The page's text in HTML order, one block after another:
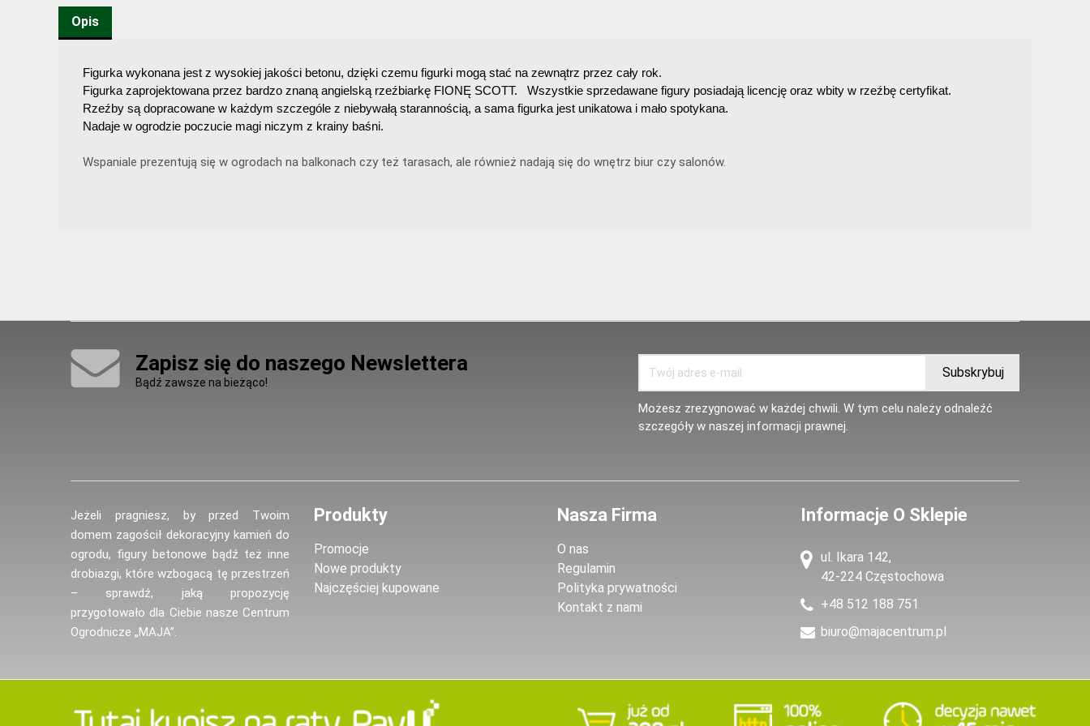
Opis
Figurka wykonana jest z wysokiej jakości betonu, dzięki czemu figurki mogą stać na zewnątrz przez cały rok.
Figurka zaprojektowana przez bardzo znaną angielską rzeźbiarkę FIONĘ SCOTT. Wszystkie sprzedawane figury posiadają licencję oraz wbity w rzeźbę certyfikat.
Rzeźby są dopracowane w każdym szczególe z niebywałą starannością, a sama figurka jest unikatowa i mało spotykana.
Nadaje w ogrodzie poczucie magi niczym z krainy baśni.
Wspaniale prezentują się w ogrodach na balkonach czy też tarasach, ale również nadają się do wnętrz biur czy salonów.
Zapisz się do naszego Newslettera
Bądź zawsze na bieżąco!
Możesz zrezygnować w każdej chwili. W tym celu należy odnaleźć
szczegóły w naszej informacji prawnej.
Jeżeli pragniesz, by przed Twoim
domem zagościł dekoracyjny kamień do
ogrodu, figury betonowe bądź też inne
drobiazgi, które wzbogacą tę przestrzeń
– sprawdź, jaką propozycję
przygotowało dla Ciebie nasze Centrum
Ogrodnicze „MAJA”.
Produkty
Promocje
Nowe produkty
Najczęściej kupowane
Nasza Firma
O nas
Regulamin
Polityka prywatności
Kontakt z nami
Informacje O Sklepie
ul. Ikara 142,
42-224 Częstochowa
+48 512 188 751
biuro@majacentrum.pl